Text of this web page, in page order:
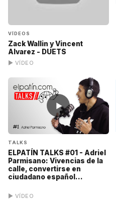
VÍDEOS
Zack Wallin y Vincent
Alvarez - DUETS
▶ VÍDEO
▶
TALKS
ELPATÍN TALKS #01 - Adriel
Parmisano: Vivencias de la
calle, convertirse en
ciudadano español...
▶ VÍDEO